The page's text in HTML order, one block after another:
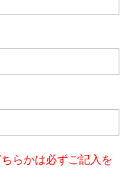
らかは必ずご記入を